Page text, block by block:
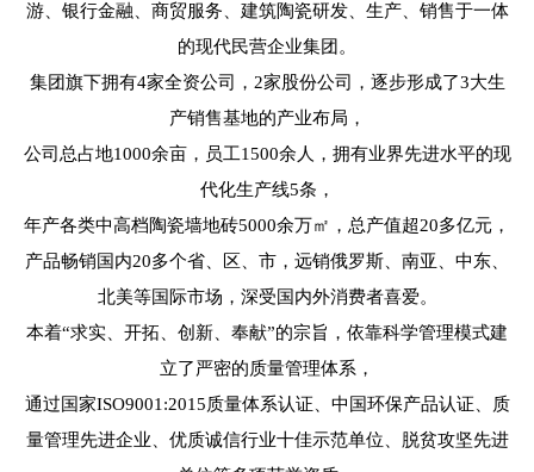
游、银行金融、商贸服务、建筑陶瓷研发、生产、销售于一体
的现代民营企业集团。
集团旗下拥有4家全资公司，2家股份公司，逐步形成了3大生
产销售基地的产业布局，
公司总占地1000余亩，员工1500余人，拥有业界先进水平的现
代化生产线5条，
年产各类中高档陶瓷墙地砖5000余万㎡，总产值超20多亿元，
产品畅销国内20多个省、区、市，远销俄罗斯、南亚、中东、
北美等国际市场，深受国内外消费者喜爱。
本着“求实、开拓、创新、奉献”的宗旨，依靠科学管理模式建
立了严密的质量管理体系，
通过国家ISO9001:2015质量体系认证、中国环保产品认证、质
量管理先进企业、优质诚信行业十佳示范单位、脱贫攻坚先进